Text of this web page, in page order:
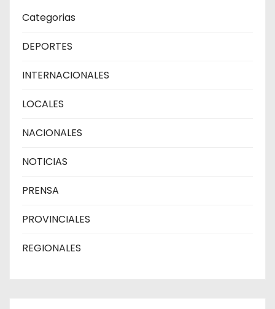
Categorias
DEPORTES
INTERNACIONALES
LOCALES
NACIONALES
NOTICIAS
PRENSA
PROVINCIALES
REGIONALES